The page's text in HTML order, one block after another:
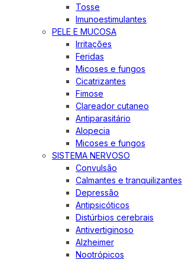
Tosse
Imunoestimulantes
PELE E MUCOSA
Irritações
Feridas
Micoses e fungos
Cicatrizantes
Fimose
Clareador cutaneo
Antiparasitário
Alopecia
Micoses e fungos
SISTEMA NERVOSO
Convulsão
Calmantes e tranquilizantes
Depressão
Antipsicóticos
Distúrbios cerebrais
Antivertiginoso
Alzheimer
Nootrópicos